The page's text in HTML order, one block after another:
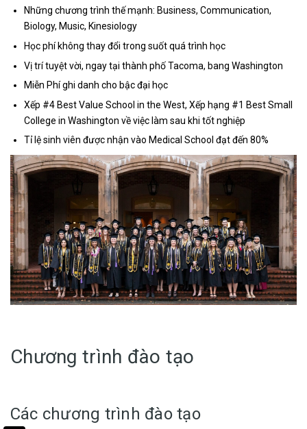
Những chương trình thế mạnh: Business, Communication,
Biology, Music, Kinesiology
Học phí không thay đổi trong suốt quá trình học
Vị trí tuyệt vời, ngay tại thành phố Tacoma, bang Washington
Miễn Phí ghi danh cho bậc đại học
Xếp #4 Best Value School in the West, Xếp hạng #1 Best Small
College in Washington về việc làm sau khi tốt nghiệp
Tỉ lệ sinh viên được nhận vào Medical School đạt đến 80%
Chương trình đào tạo
Các chương trình đào tạo